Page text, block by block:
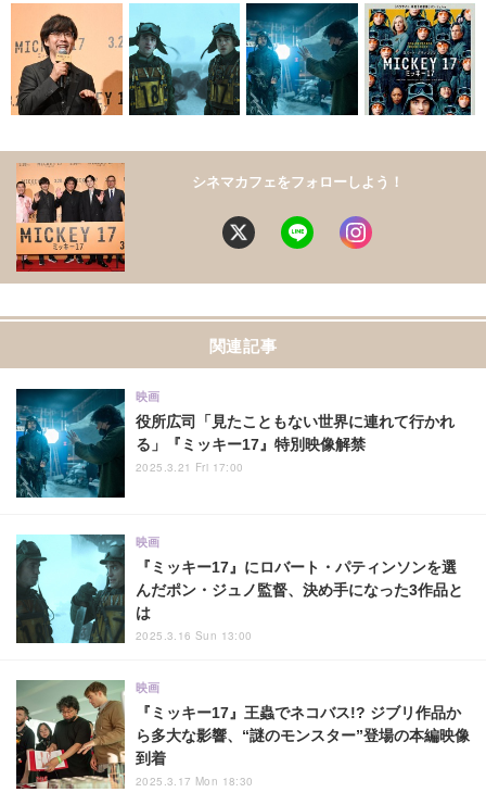
シネマカフェをフォローしよう！
関連記事
役所広司「見たこともない世界に連れて行かれ
る」『ミッキー17』特別映像解禁
映画
2025.3.21 Fri 17:00
『ミッキー17』にロバート・パティンソンを選
んだポン・ジュノ監督、決め手になった3作品と
は
映画
2025.3.16 Sun 13:00
『ミッキー17』王蟲でネコバス!? ジブリ作品か
ら多大な影響、“謎のモンスター”登場の本編映像
到着
映画
2025.3.17 Mon 18:30